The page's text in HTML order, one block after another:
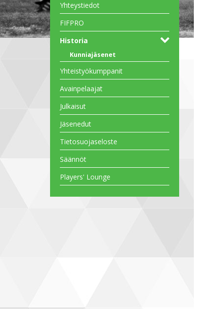
Yhteystiedot
FIFPRO
Historia
Kunniajäsenet
Yhteistyökumppanit
Avainpelaajat
Julkaisut
Jäsenedut
Tietosuojaseloste
Säännöt
Players' Lounge